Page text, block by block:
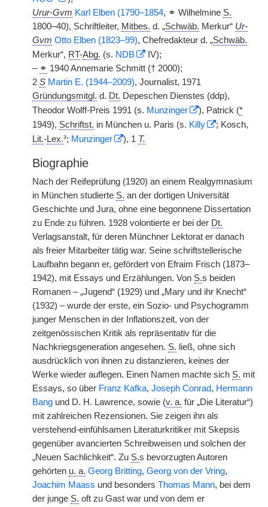
Urur-Gvm Karl Elben (1790–1854, ⚭ Wilhelmine S.
1800–40), Schriftleiter, Mitbes. d. „Schwäb. Merkur“ Ur-
Gvm Otto Elben (1823–99), Chefredakteur d. „Schwäb.
Merkur“, RT-Abg. (s. NDB
IV);
– ⚭ 1940 Annemarie Schmitt († 2000);
2 S Martin E. (1944–2009), Journalist, 1971
Gründungsmitgl. d. Dt. Depeschen Dienstes (ddp),
Theodor Wolff-Preis 1991 (s. Munzinger ), Patrick (*
1949), Schriftst. in München u. Paris (s. Killy
; Kosch,
Lit.-Lex.³; Munzinger ), 1 T.
Biographie
Nach der Reifeprüfung (1920) an einem Realgymnasium
in München studierte S. an der dortigen Universität
Geschichte und Jura, ohne eine begonnene Dissertation
zu Ende zu führen. 1928 volontierte er bei der Dt.
Verlagsanstalt, für deren Münchner Lektorat er danach
als freier Mitarbeiter tätig war. Seine schriftstellerische
Laufbahn begann er, gefördert von Efraim Frisch (1873–
1942), mit Essays und Erzählungen. Von S.s beiden
Romanen – „Jugend“ (1929) und „Mary und ihr Knecht“
(1932) – wurde der erste, ein Sozio- und Psychogramm
junger Menschen in der Inflationszeit, von der
zeitgenössischen Kritik als repräsentativ für die
Nachkriegsgeneration angesehen. S. ließ, ohne sich
ausdrücklich von ihnen zu distanzieren, keines der
Werke wieder auflegen. Einen Namen machte sich S. mit
Essays, so über Franz Kafka, Joseph Conrad, Hermann
Bang und D. H. Lawrence, sowie (v. a. für „Die Literatur“)
mit zahlreichen Rezensionen. Sie zeigen ihn als
verstehend-einfühlsamen Literaturkritiker mit Skepsis
gegenüber avancierten Schreibweisen und solchen der
„Neuen Sachlichkeit“. Zu S.s bevorzugten Autoren
gehörten u. a. Georg Britting, Georg von der Vring,
Joachim Maass und besonders Thomas Mann, bei dem
der junge S. oft zu Gast war und von dem er